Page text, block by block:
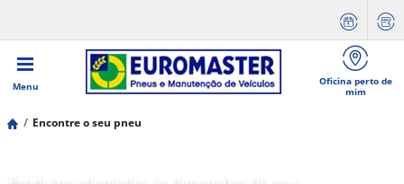
Menu
Oficina perto de
mim
Encontre o seu pneu